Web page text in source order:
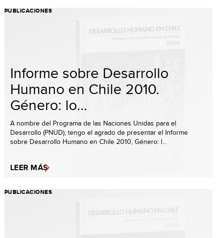
PUBLICACIONES
Informe sobre Desarrollo
Humano en Chile 2010.
Género: lo...
A nombre del Programa de las Naciones Unidas para el
Desarrollo (PNUD), tengo el agrado de presentar el Informe
sobre Desarrollo Humano en Chile 2010, Género: l...
LEER MÁS
PUBLICACIONES